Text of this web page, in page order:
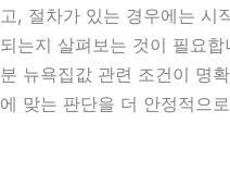
고, 절차가 있는 경우에는 시
되는지 살펴보는 것이 필요
분 뉴욕집값 관련 조건이 명
에 맞는 판단을 더 안정적으